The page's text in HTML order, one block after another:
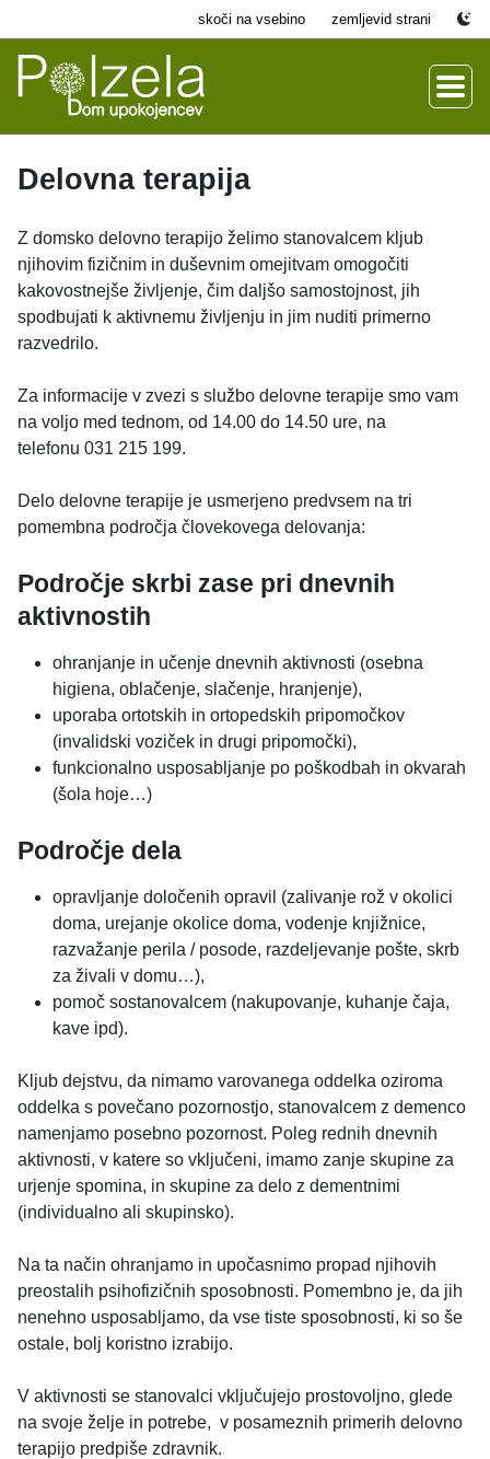
skoči na vsebino zemljevid strani
Delovna terapija
Z domsko delovno terapijo želimo stanovalcem kljub
njihovim fizičnim in duševnim omejitvam omogočiti
kakovostnejše življenje, čim daljšo samostojnost, jih
spodbujati k aktivnemu življenju in jim nuditi primerno
razvedrilo.
Za informacije v zvezi s službo delovne terapije smo vam
na voljo med tednom, od 14.00 do 14.50 ure, na
telefonu 031 215 199.
Delo delovne terapije je usmerjeno predvsem na tri
pomembna področja človekovega delovanja:
Področje skrbi zase pri dnevnih
aktivnostih
ohranjanje in učenje dnevnih aktivnosti (osebna
higiena, oblačenje, slačenje, hranjenje),
uporaba ortotskih in ortopedskih pripomočkov
(invalidski voziček in drugi pripomočki),
funkcionalno usposabljanje po poškodbah in okvarah
(šola hoje…)
Področje dela
opravljanje določenih opravil (zalivanje rož v okolici
doma, urejanje okolice doma, vodenje knjižnice,
razvažanje perila / posode, razdeljevanje pošte, skrb
za živali v domu…),
pomoč sostanovalcem (nakupovanje, kuhanje čaja,
kave ipd).
Kljub dejstvu, da nimamo varovanega oddelka oziroma
oddelka s povečano pozornostjo, stanovalcem z demenco
namenjamo posebno pozornost. Poleg rednih dnevnih
aktivnosti, v katere so vključeni, imamo zanje skupine za
urjenje spomina, in skupine za delo z dementnimi
(individualno ali skupinsko).
Na ta način ohranjamo in upočasnimo propad njihovih
preostalih psihofizičnih sposobnosti. Pomembno je, da jih
nenehno usposabljamo, da vse tiste sposobnosti, ki so še
ostale, bolj koristno izrabijo.
V aktivnosti se stanovalci vključujejo prostovoljno, glede
na svoje želje in potrebe, v posameznih primerih delovno
terapijo predpiše zdravnik.